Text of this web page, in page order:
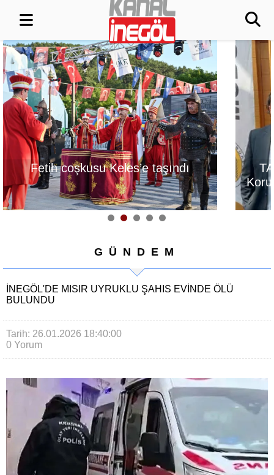
taşındı
TAPSİAD: Ormanları
Korumak, Üretim Gücünü
Korumaktır
GÜNDEM
İNEGÖL'DE MISIR UYRUKLU ŞAHIS EVINDE ÖLÜ
BULUNDU
Tarih: 26.01.2026 18:40:00
0 Yorum